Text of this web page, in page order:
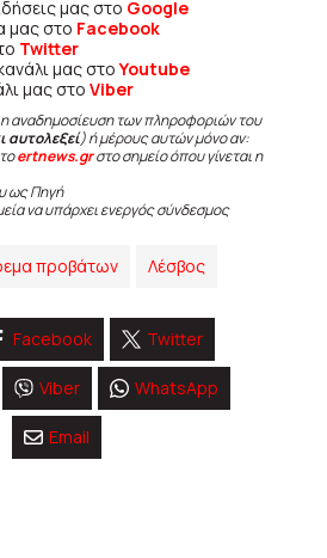
μας στο Google
μας στο Facebook
Twitter
μας στοYoutube
μας στο Viber
αναδημοσίευση των πληροφοριών του
αυτολεξεί) ή μέρους αυτών μόνο αν:
ertnews.grστο σημείο όπου γίνεται η
ως Πηγή
να υπάρχει ενεργός σύνδεσμος
προβάτων Λέσβος
Facebook Twitter
Viber WhatsApp
Email